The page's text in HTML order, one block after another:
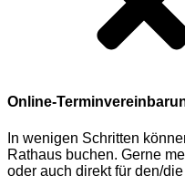
Online-
In wenigen Schritten
Rathaus buchen. Gerne
oder auch direkt für den/